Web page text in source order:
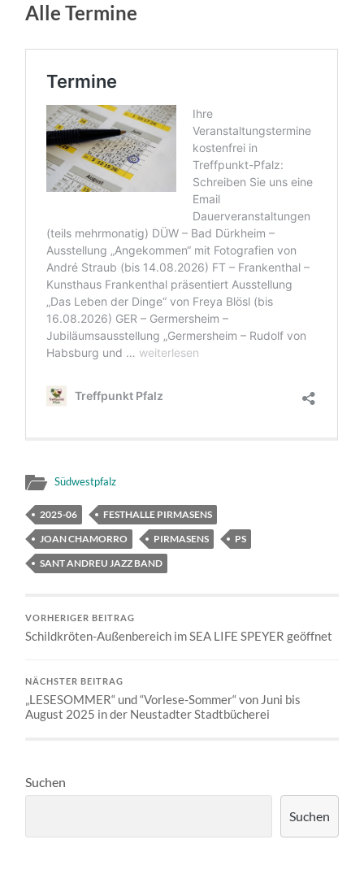
Alle Termine
Südwestpfalz
2025-06
FESTHALLE PIRMASENS
JOAN CHAMORRO
PIRMASENS
PS
SANT ANDREU JAZZ BAND
VORHERIGER BEITRAG
Schildkröten-Außenbereich im SEA LIFE SPEYER geöffnet
NÄCHSTER BEITRAG
„LESESOMMER“ und “Vorlese-Sommer“ von Juni bis
August 2025 in der Neustadter Stadtbücherei
Suchen
Suchen